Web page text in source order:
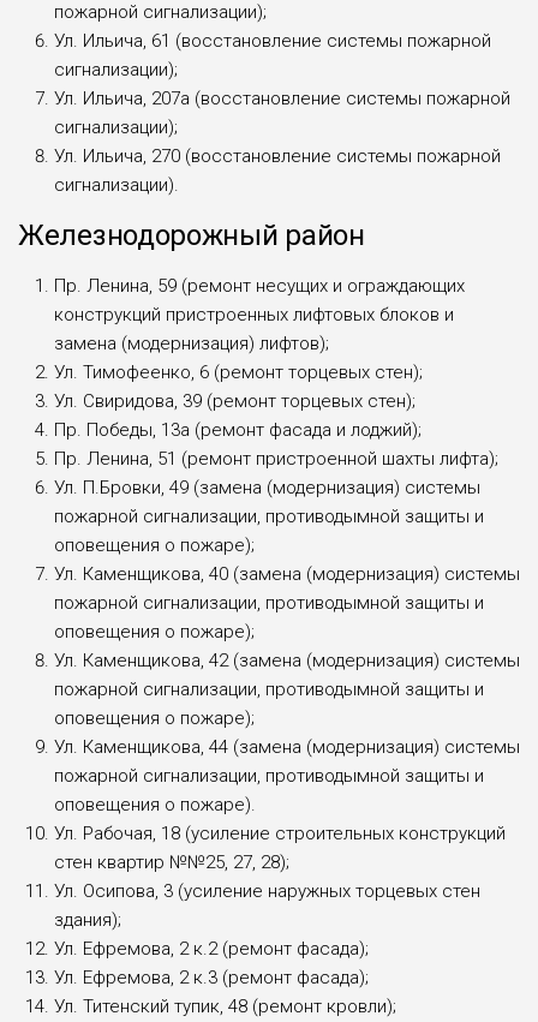
пожарной сигнализации);
Ул. Ильича, 61 (восстановление системы пожарной
сигнализации);
Ул. Ильича, 207а (восстановление системы пожарной
сигнализации);
Ул. Ильича, 270 (восстановление системы пожарной
сигнализации).
Железнодорожный район
Пр. Ленина, 59 (ремонт несущих и ограждающих
конструкций пристроенных лифтовых блоков и
замена (модернизация) лифтов);
Ул. Тимофеенко, 6 (ремонт торцевых стен);
Ул. Свиридова, 39 (ремонт торцевых стен);
Пр. Победы, 13а (ремонт фасада и лоджий);
Пр. Ленина, 51 (ремонт пристроенной шахты лифта);
Ул. П.Бровки, 49 (замена (модернизация) системы
пожарной сигнализации, противодымной защиты и
оповещения о пожаре);
Ул. Каменщикова, 40 (замена (модернизация) системы
пожарной сигнализации, противодымной защиты и
оповещения о пожаре);
Ул. Каменщикова, 42 (замена (модернизация) системы
пожарной сигнализации, противодымной защиты и
оповещения о пожаре);
Ул. Каменщикова, 44 (замена (модернизация) системы
пожарной сигнализации, противодымной защиты и
оповещения о пожаре).
Ул. Рабочая, 18 (усиление строительных конструкций
стен квартир №№25, 27, 28);
Ул. Осипова, 3 (усиление наружных торцевых стен
здания);
Ул. Ефремова, 2 к.2 (ремонт фасада);
Ул. Ефремова, 2 к.3 (ремонт фасада);
Ул. Титенский тупик, 48 (ремонт кровли);